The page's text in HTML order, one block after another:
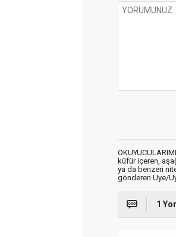
küfür içeren,
ya da benzeri
gönderen Üye/
1